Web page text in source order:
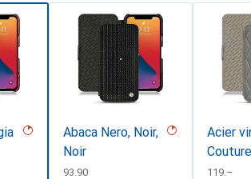
Abaca Nero, Noir,
Noir
CHF
93.90
Acier
Couture
CHF
119.–